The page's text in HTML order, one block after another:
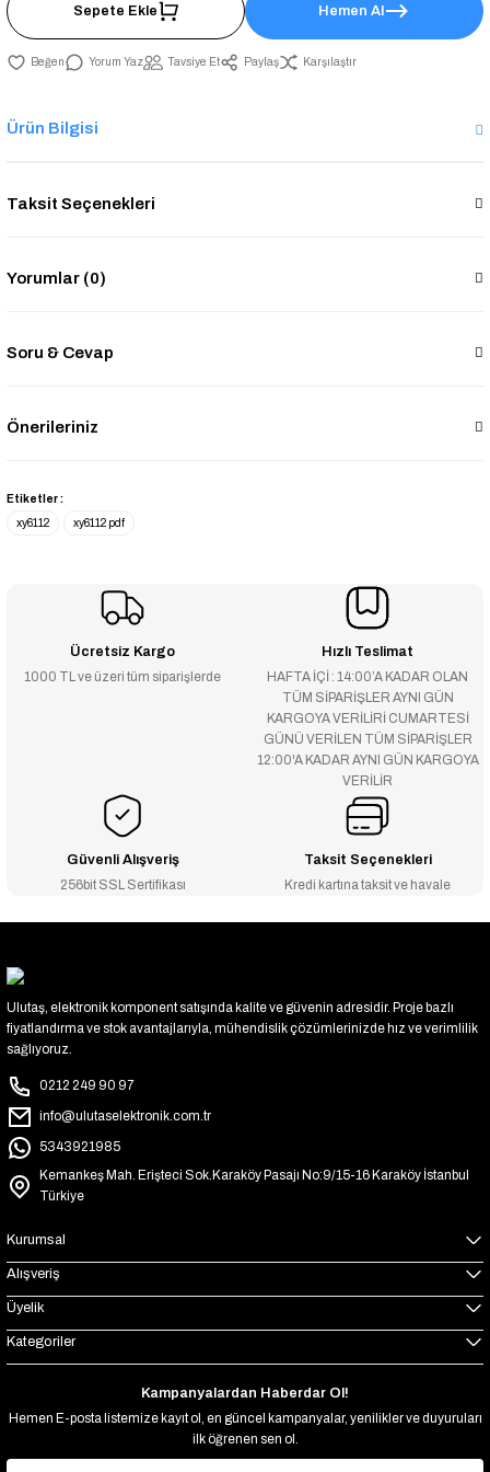
Sepete Ekle Hemen Al
Yorum Yaz Tavsiye Et Paylaş Karşılaştır
Ürün Bilgisi
Taksit Seçenekleri
Yorumlar (0)
Soru & Cevap
Önerileriniz
Etiketler :
xy6112
xy6112 pdf
Ücretsiz Kargo
1000 TL ve üzeri tüm siparişlerde
Hızlı Teslimat
HAFTA İÇİ : 14:00’A KADAR OLAN
TÜM SİPARİŞLER AYNI GÜN
KARGOYA VERİLİRİ CUMARTESİ
GÜNÜ VERİLEN TÜM SİPARİŞLER
12:00'A KADAR AYNI GÜN KARGOYA
VERİLİR
Güvenli Alışveriş
256bit SSL Sertifikası
Taksit Seçenekleri
Kredi kartına taksit ve havale
Ulutaş, elektronik komponent satışında kalite ve güvenin adresidir. Proje bazlı
fiyatlandırma ve stok avantajlarıyla, mühendislik çözümlerinizde hız ve verimlilik
sağlıyoruz.
0212 249 90 97
info@ulutaselektronik.com.tr
5343921985
Kemankeş Mah. Erişteci Sok.Karaköy Pasajı No:9/15-16 Karaköy İstanbul
Türkiye
Kurumsal
Alışveriş
Üyelik
Kategoriler
Kampanyalardan Haberdar Ol!
Hemen E-posta listemize kayıt ol, en güncel kampanyalar, yenilikler ve duyuruları
ilk öğrenen sen ol.